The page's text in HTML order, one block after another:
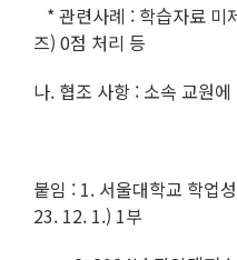
* 관련사례 : 학습자료 미
즈) 0점 처리 등
나. 협조 사항 : 소속 교원
붙임 : 1. 서울대학교 학업
23. 12. 1.) 1부